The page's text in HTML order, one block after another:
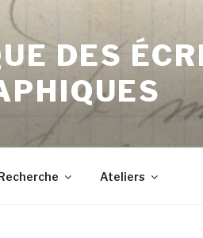
DES
Ateliers